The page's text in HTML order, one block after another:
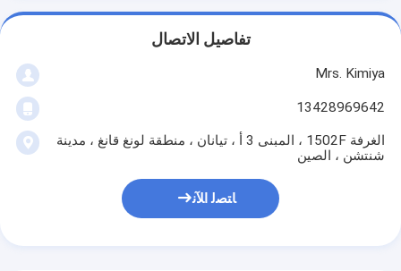
تفاصيل الاتصال
Mrs. Kimiya
13428969642
الغرفة 1502F ، المبنى 3 أ ، تيانان ، منطقة لونغ قانغ ، مدينة
شنتشن ، الصين
ﺎﺘﺼﻟ ﺍﻶﻧ